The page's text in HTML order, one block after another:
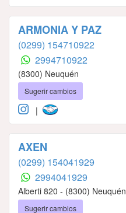
ARMONIA Y PAZ
(0299) 154710922
2994710922
(8300) Neuquén
Sugerir cambios
|
AXEN
(0299) 154041929
2994041929
Alberti 820 - (8300) Neuquén
Sugerir cambios